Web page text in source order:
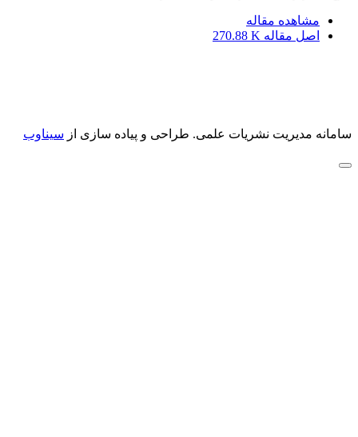
مشاهده مقاله
اصل مقاله 270.88 K
سامانه مدیریت نشریات علمی. طراحی و پیاده سازی از سیناوب